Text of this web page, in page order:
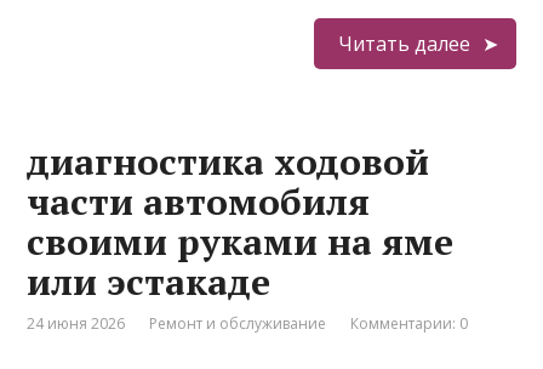
Читать далее
диагностика ходовой
части автомобиля
своими руками на яме
или эстакаде
24 июня 2026 Ремонт и обслуживание Комментарии: 0